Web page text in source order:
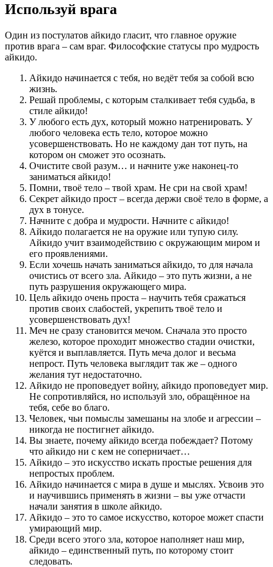
Используй врага
Один из постулатов айкидо гласит, что главное оружие
против врага – сам враг. Философские статусы про мудрость
айкидо.
Айкидо начинается с тебя, но ведёт тебя за собой всю
жизнь.
Решай проблемы, с которым сталкивает тебя судьба, в
стиле айкидо!
У любого есть дух, который можно натренировать. У
любого человека есть тело, которое можно
усовершенствовать. Но не каждому дан тот путь, на
котором он сможет это осознать.
Очистите свой разум… и начните уже наконец-то
заниматься айкидо!
Помни, твоё тело – твой храм. Не сри на свой храм!
Секрет айкидо прост – всегда держи своё тело в форме, а
дух в тонусе.
Начните с добра и мудрости. Начните с айкидо!
Айкидо полагается не на оружие или тупую силу.
Айкидо учит взаимодействию с окружающим миром и
его проявлениями.
Если хочешь начать заниматься айкидо, то для начала
очистись от всего зла. Айкидо – это путь жизни, а не
путь разрушения окружающего мира.
Цель айкидо очень проста – научить тебя сражаться
против своих слабостей, укрепить твоё тело и
усовершенствовать дух!
Меч не сразу становится мечом. Сначала это просто
железо, которое проходит множество стадии очистки,
куётся и выплавляется. Путь меча долог и весьма
непрост. Путь человека выглядит так же – одного
желания тут недостаточно.
Айкидо не проповедует войну, айкидо проповедует мир.
Не сопротивляйся, но используй зло, обращённое на
тебя, себе во благо.
Человек, чьи помыслы замешаны на злобе и агрессии –
никогда не постигнет айкидо.
Вы знаете, почему айкидо всегда побеждает? Потому
что айкидо ни с кем не соперничает…
Айкидо – это искусство искать простые решения для
непростых проблем.
Айкидо начинается с мира в душе и мыслях. Усвоив это
и научившись применять в жизни – вы уже отчасти
начали занятия в школе айкидо.
Айкидо – это то самое искусство, которое может спасти
умирающий мир.
Среди всего этого зла, которое наполняет наш мир,
айкидо – единственный путь, по которому стоит
следовать.